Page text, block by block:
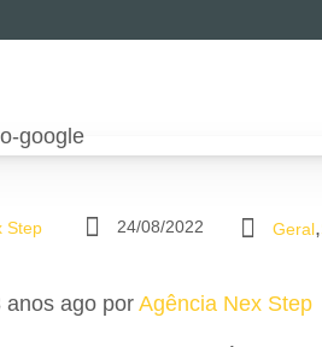
Step 24/08/2022 Geral,
anos ago porAgência Nex Step